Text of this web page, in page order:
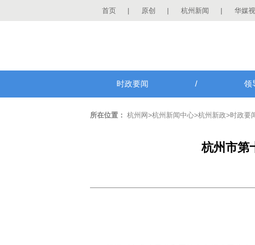
首页 | 原创 | 杭州新闻 | 华媒
时政要闻 / 领
所在位置： 杭州网>杭州新闻中心>杭州新政>时政要
杭州市第